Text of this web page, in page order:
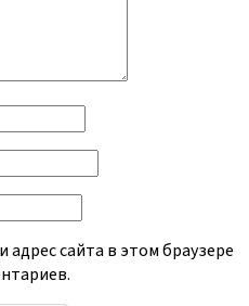
сайта в этом браузере